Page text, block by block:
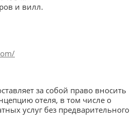
и вилл.
за собой право вносить
отеля, в том числе о
услуг без предварительного